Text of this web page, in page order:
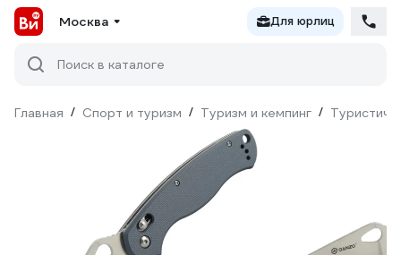
Москва Для юрлиц
Поиск в каталоге
Главная / Спорт и туризм / Туризм и кемпинг /